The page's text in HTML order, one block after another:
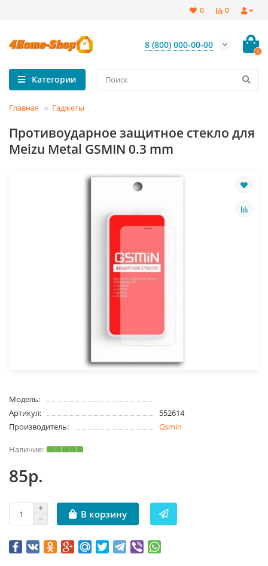
0
0
8 (800) 000-00-00
0
Категории
Главная Гаджеты
Противоударное защитное стекло для
Meizu Metal GSMIN 0.3 mm
Модель:
Артикул:
552614
Производитель:
Gsmin
85р.
В корзину